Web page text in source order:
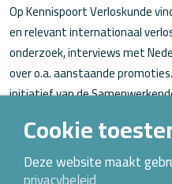
Op Kennispoort Verloskunde
en relevant internationaal
onderzoek, interviews met
over o.a. aanstaande
initiatief van de
Over Kennispoort
Cookie
Deze website maakt